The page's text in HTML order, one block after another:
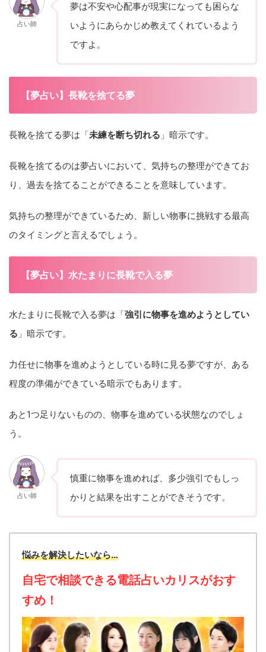
占い師
夢は不安や心配事が現実になっても困らな
いようにあらかじめ教えてくれているよう
ですよ。
【夢占い】長靴を捨てる夢
長靴を捨てる夢は「未練を断ち切れる 」暗示です。
長靴を捨てるのは夢占いにおいて、気持ちの整理ができてお
り、過去を捨てることができることを意味しています。
気持ちの整理ができているため、新しい物事に挑戦する最高
のタイミングと言えるでしょう。
【夢占い】水たまりに長靴で入る夢
水たまりに長靴で入る夢は「強引に物事を進めようとしてい
る 」暗示です。
力任せに物事を進めようとしている時に見る夢ですが、ある
程度の準備ができている暗示でもあります。
あと1つ足りないものの、物事を進めている状態なのでしょ
う。
占い師
慎重に物事を進めれば、多少強引でもしっ
かりと結果を出すことができそうです。
悩みを解決したいなら…
自宅で相談できる電話占いカリスがおす
すめ！